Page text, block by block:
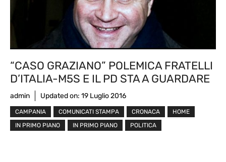
“CASO GRAZIANO” POLEMICA FRATELLI
D’ITALIA-M5S E IL PD STA A GUARDARE
admin Updated on: 19 Luglio 2016
CAMPANIA COMUNICATI STAMPA CRONACA
HOME
IN PRIMO PIANO
IN PRIMO PIANO POLITICA